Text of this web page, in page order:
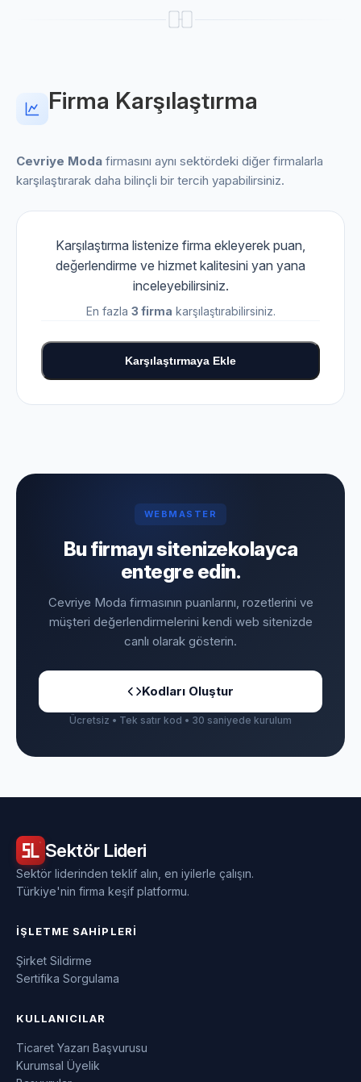
Firma Karşılaştırma
Cevriye Moda firmasını aynı sektördeki diğer firmalarla
karşılaştırarak daha bilinçli bir tercih yapabilirsiniz.
Karşılaştırma listenize firma ekleyerek puan,
değerlendirme ve hizmet kalitesini yan yana
inceleyebilirsiniz.
En fazla 3 firma karşılaştırabilirsiniz.
Karşılaştırmaya Ekle
WEBMASTER
Bu firmayı sitenizekolayca
entegre edin.
Cevriye Moda firmasının puanlarını, rozetlerini ve
müşteri değerlendirmelerini kendi web sitenizde
canlı olarak gösterin.
Kodları Oluştur
Ücretsiz • Tek satır kod • 30 saniyede kurulum
Sektör Lideri
Sektör liderinden teklif alın, en iyilerle çalışın.
Türkiye'nin firma keşif platformu.
İŞLETME SAHIPLERI
Şirket Sildirme
Sertifika Sorgulama
KULLANICILAR
Ticaret Yazarı Başvurusu
Kurumsal Üyelik